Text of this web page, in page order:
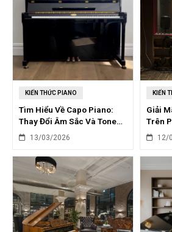
KIẾN THỨC PIANO
Tìm Hiểu Về Capo Piano:
Thay Đổi Âm Sắc Và Tone
Độc Đáo
13/03/2026
KIẾN
Giải
Trên
Thanh
12/